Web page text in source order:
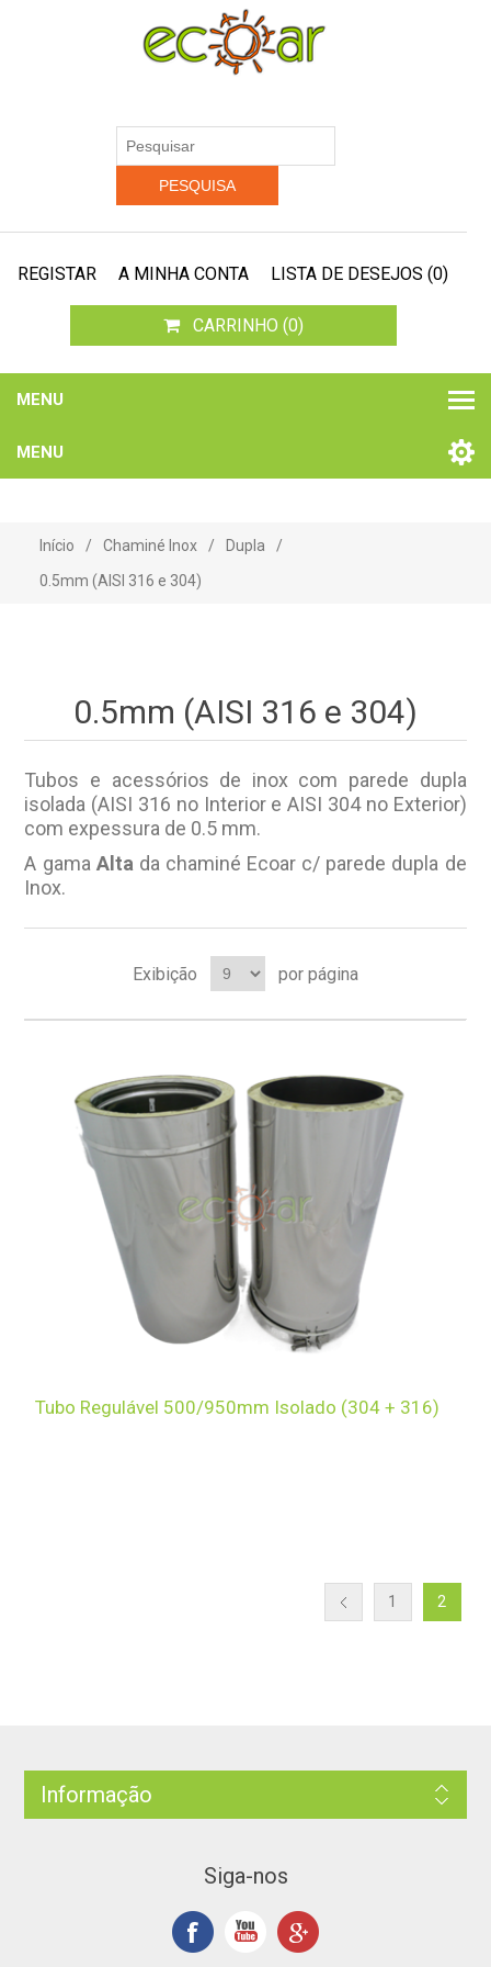
REGISTAR A MINHA CONTA LISTA DE DESEJOS (0)
CARRINHO (0)
MENU
MENU
Início / Chaminé Inox / Dupla
/
0.5mm (AISI 316 e 304)
0.5mm (AISI 316 e 304)
Tubos e acessórios de inox com parede dupla
isolada (AISI 316 no Interior e AISI 304 no Exterior)
com expessura de 0.5 mm.
A gama Alta da chaminé Ecoar c/ parede dupla de
Inox.
Exibição por página
Tubo Regulável 500/950mm Isolado (304 + 316)
1 2
Informação
Siga-nos